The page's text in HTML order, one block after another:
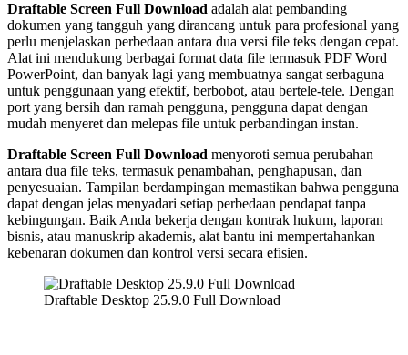
Draftable Screen Full Download adalah alat pembanding
dokumen yang tangguh yang dirancang untuk para profesional yang
perlu menjelaskan perbedaan antara dua versi file teks dengan cepat.
Alat ini mendukung berbagai format data file termasuk PDF Word
PowerPoint, dan banyak lagi yang membuatnya sangat serbaguna
untuk penggunaan yang efektif, berbobot, atau bertele-tele. Dengan
port yang bersih dan ramah pengguna, pengguna dapat dengan
mudah menyeret dan melepas file untuk perbandingan instan.
Draftable Screen Full Download menyoroti semua perubahan
antara dua file teks, termasuk penambahan, penghapusan, dan
penyesuaian. Tampilan berdampingan memastikan bahwa pengguna
dapat dengan jelas menyadari setiap perbedaan pendapat tanpa
kebingungan. Baik Anda bekerja dengan kontrak hukum, laporan
bisnis, atau manuskrip akademis, alat bantu ini mempertahankan
kebenaran dokumen dan kontrol versi secara efisien.
Draftable Desktop 25.9.0 Full Download